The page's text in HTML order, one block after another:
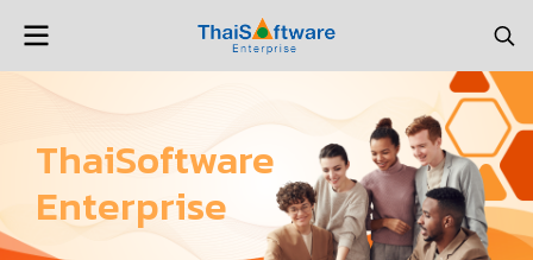
ThaiSoftware
Enterprise